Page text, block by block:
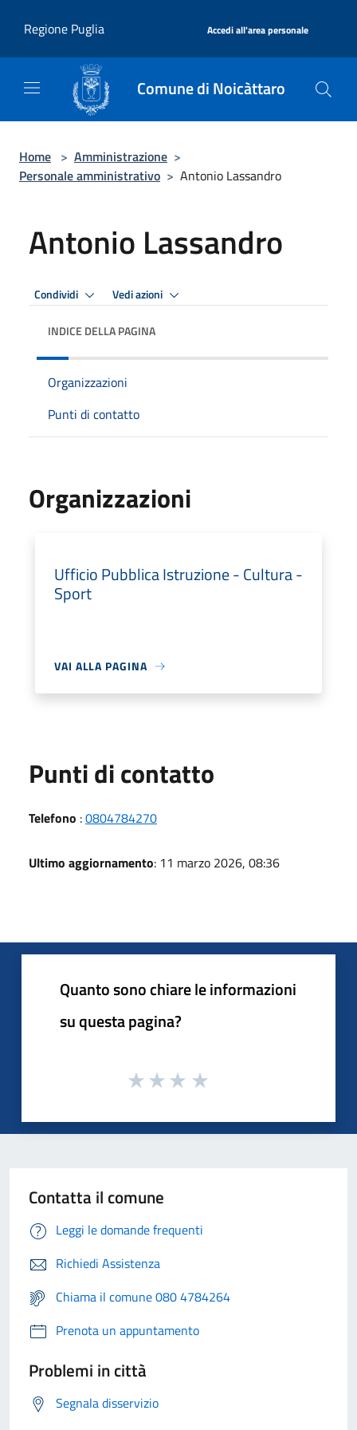
Regione Puglia
Accedi all'area personale
Comune di Noicàttaro
Home > Amministrazione >
Personale amministrativo > Antonio Lassandro
Antonio Lassandro
Condividi Vedi azioni
INDICE DELLA PAGINA
Organizzazioni
Punti di contatto
Organizzazioni
Ufficio Pubblica Istruzione - Cultura -
Sport
VAI ALLA PAGINA
Punti di contatto
Telefono :0804784270
Ultimo aggiornamento: 11 marzo 2026, 08:36
Quanto sono chiare le informazioni
su questa pagina?
Contatta il comune
Leggi le domande frequenti
Richiedi Assistenza
Chiama il comune 080 4784264
Prenota un appuntamento
Problemi in città
Segnala disservizio